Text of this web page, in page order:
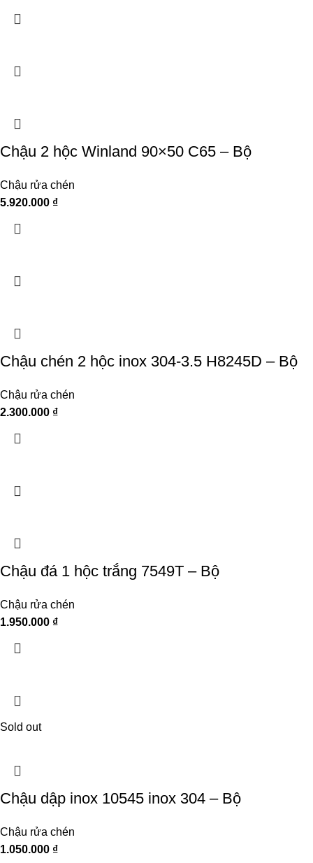
Chậu 2 hộc Winland 90×50 C65 – Bộ
Chậu rửa chén
5.920.000 ₫
Chậu chén 2 hộc inox 304-3.5 H8245D – Bộ
Chậu rửa chén
2.300.000 ₫
Chậu đá 1 hộc trắng 7549T – Bộ
Chậu rửa chén
1.950.000 ₫
Sold out
Chậu dập inox 10545 inox 304 – Bộ
Chậu rửa chén
1.050.000 ₫